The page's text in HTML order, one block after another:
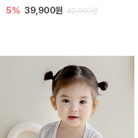
10% 23,400원 26,000원